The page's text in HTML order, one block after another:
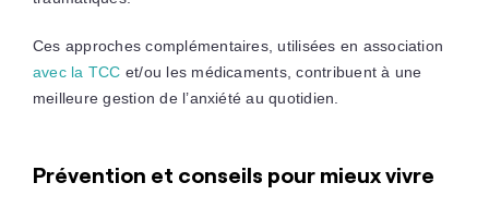
Ces approches complémentaires, utilisées en association
avec la TCC et/ou les médicaments, contribuent à une
meilleure gestion de l’anxiété au quotidien.
Prévention et conseils pour mieux vivre